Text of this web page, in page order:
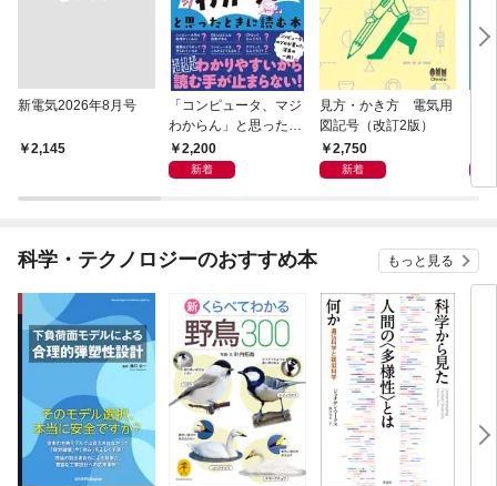
新電気2026年8月号
￥2,145
「コンピュータ、マジ
わからん」と思ったと
きに読む本
2,200
新着
見方・かき方 電気用
図記号（改訂2版）
2,750
新着
略―
科学・テクノロジーのおすすめ本 もっと見る